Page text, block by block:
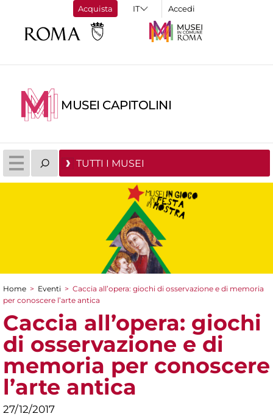
Acquista Accedi
MUSEI CAPITOLINI
TUTTI I MUSEI
Tu sei qui
Home > Eventi > Caccia all’opera: giochi di osservazione e di memoria
per conoscere l’arte antica
Caccia all’opera: giochi
di osservazione e di
memoria per conoscere
l’arte antica
27/12/2017